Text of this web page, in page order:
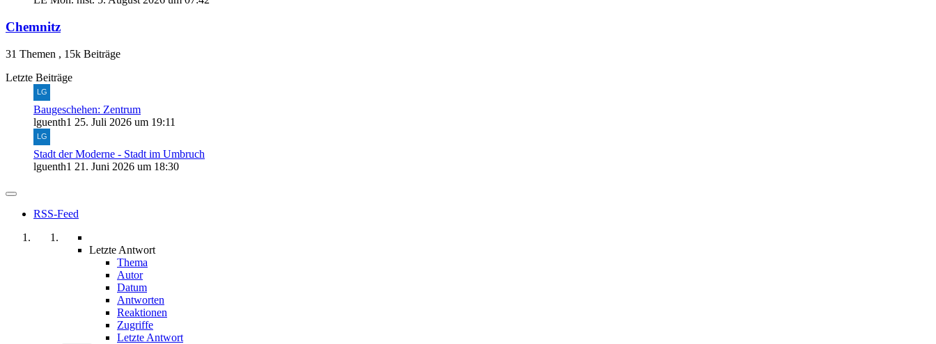
Chemnitz
31 Themen , 15k Beiträge
Letzte Beiträge
Baugeschehen: Zentrum
lguenth1 25. Juli 2026 um 19:11
Stadt der Moderne - Stadt im Umbruch
lguenth1 21. Juni 2026 um 18:30
RSS-Feed
Letzte Antwort
Thema
Autor
Datum
Antworten
Reaktionen
Zugriffe
Letzte Antwort